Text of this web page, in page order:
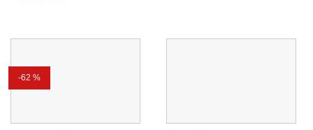
-62 %